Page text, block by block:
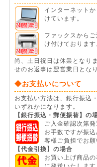
インターネット
けています。
ファックスから
け付けております
尚、土日祝日は休業となり
せのお返事は翌営業日とな
◆お支払いについて
お支払い方法は、銀行振込
いずれかになります。
【銀行振込・郵便振替】の
ご入金確認次第
お手数ですが振
客様ご負担でお
【代金引換】の場合
お買い上げ商品